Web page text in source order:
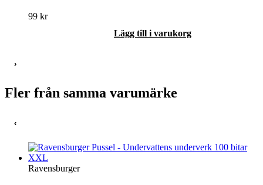
99 kr
Lägg till i varukorg
›
Fler från samma varumärke
‹
Ravensburger